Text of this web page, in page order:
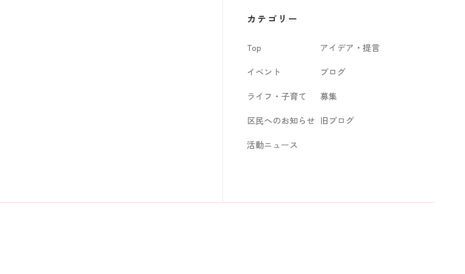
ブ
カテゴリー
Top
アイデア・提言
イベント
ブログ
ライフ・子育て
募集
区民へのお知らせ 旧ブログ
活動ニュース